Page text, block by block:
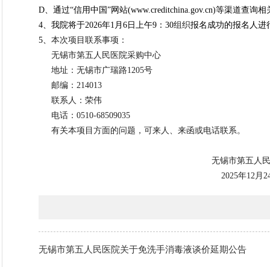
D、通过“信用中国”网站(www.creditchina.gov.cn)等渠道查询
4、我院将于2026年1 月 6 日 上午9 ： 30组织报名成功的报名人进
5、 本次项目 联系事项：
无锡市第五人民医院采购中心
地址：无锡市广瑞路1205号
邮编： 214013
联系人：荣伟
电话： 0510-68509035
有关本项目方面的问题，可来人、来函或电话联系。
无锡市第五人
2025年12月
无锡市第五人民医院关于免洗手消毒液谈价延期公告